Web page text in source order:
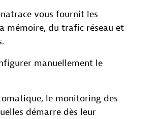
vous fournit les
mémoire, du trafic réseau et
manuellement le
le monitoring des
démarre dès leur